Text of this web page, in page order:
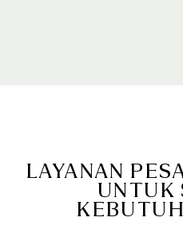
LAYANAN
UNTUK